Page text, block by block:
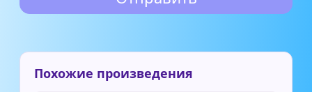
Похожие произведения